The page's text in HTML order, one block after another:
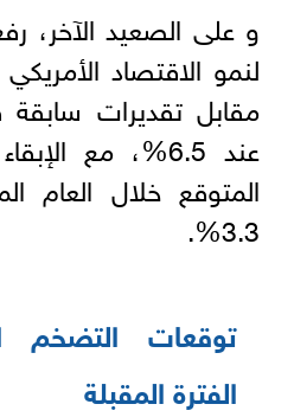
و على الصعيد الآخر،
مقابل تقديرات
عند 6.5%، مع
المتوقع خلال العام
3.3%.
توقعات التضخم
الفترة المقبلة